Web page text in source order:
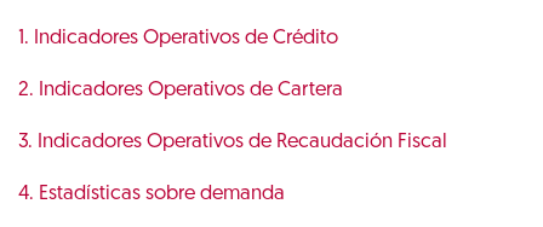
1. Indicadores Operativos de Crédito
2. Indicadores Operativos de Cartera
3. Indicadores Operativos de Recaudación Fiscal
4. Estadísticas sobre demanda